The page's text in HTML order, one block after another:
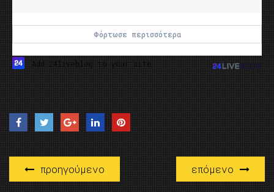
Φόρτωσε περισσότερα
Add 24liveblog to your site
προηγούμενο επόμενο